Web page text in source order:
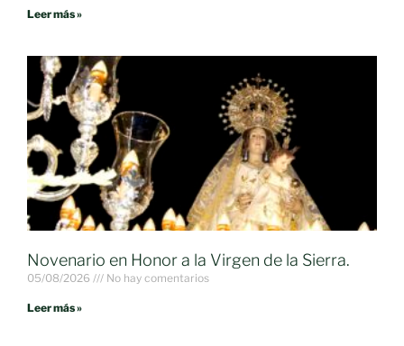
Leer más »
Novenario en Honor a la Virgen de la Sierra.
05/08/2026 No hay comentarios
Leer más »